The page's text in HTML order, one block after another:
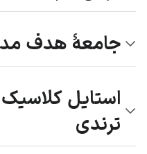
جامعۀ هدف مد
استایل کلاسیک
ترندی